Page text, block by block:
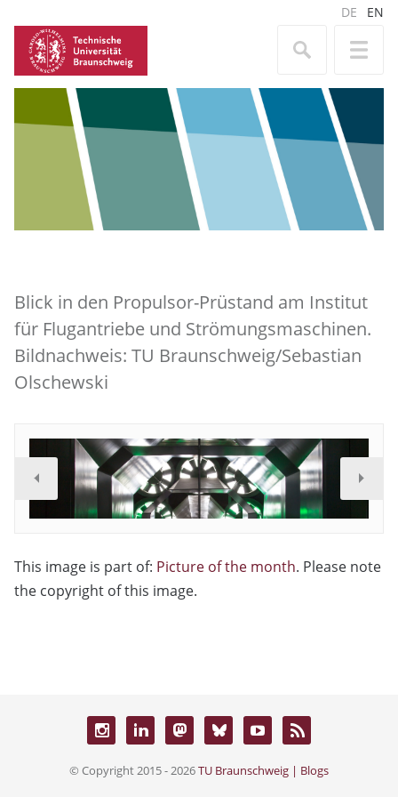
DE EN
Blick in den Propulsor-Prüstand am Institut
für Flugantriebe und Strömungsmaschinen.
Bildnachweis: TU Braunschweig/Sebastian
Olschewski
This image is part of: Picture of the month. Please note
the copyright of this image.
© Copyright 2015 - 2026TU Braunschweig | Blogs